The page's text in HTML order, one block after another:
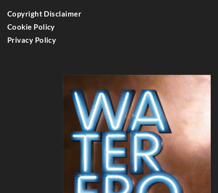
Copyright Disclaimer
Cookie Policy
Privacy Policy